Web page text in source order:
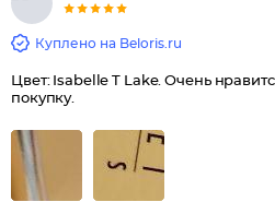
Куплено на Beloris.ru
Цвет: Isabelle T Lake. Очень
покупку.